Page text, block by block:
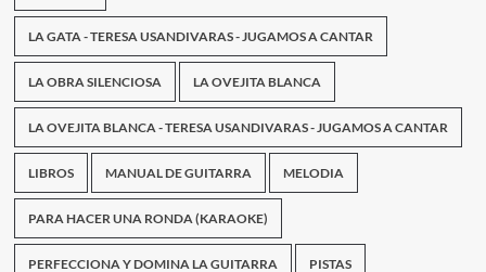
LA GATA - TERESA USANDIVARAS - JUGAMOS A CANTAR
LA OBRA SILENCIOSA LA OVEJITA BLANCA
LA OVEJITA BLANCA - TERESA USANDIVARAS - JUGAMOS A CANTAR
LIBROS MANUAL DE GUITARRA MELODIA
PARA HACER UNA RONDA (KARAOKE)
PERFECCIONA Y DOMINA LA GUITARRA PISTAS